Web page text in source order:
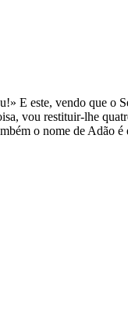
E este, vendo que o
vou restituir-lhe
o nome de Adão é